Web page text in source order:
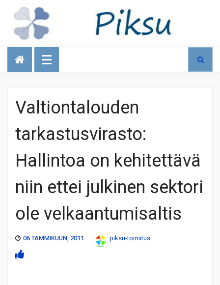
Talous
Valtiontalouden
tarkastusvirasto:
Hallintoa on kehitettävä
niin ettei julkinen sektori
ole velkaantumisaltis
06 TAMMIKUUN, 2011 piksu-toimitus